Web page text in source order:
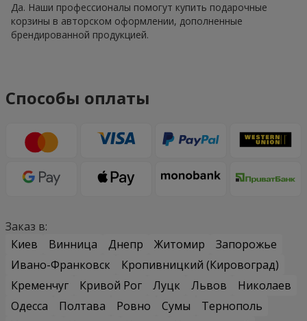
Да. Наши профессионалы помогут купить подарочные
корзины в авторском оформлении, дополненные
брендированной продукцией.
Способы оплаты
Заказ в:
Киев
Винница Днепр Житомир
Запорожье
Ивано-Франковск
Кропивницкий (Кировоград)
Кременчуг
Кривой Рог Луцк Львов
Николаев
Одесса
Полтава Ровно Сумы
Тернополь